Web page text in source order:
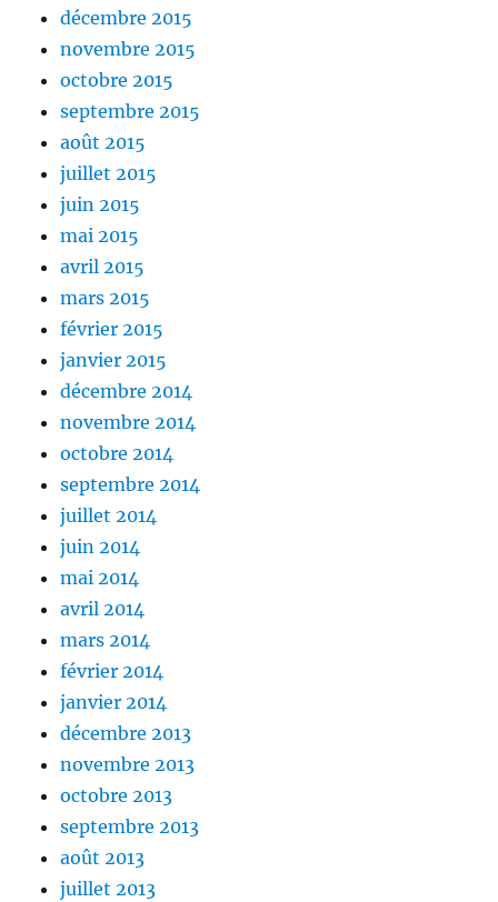
décembre 2015
novembre 2015
octobre 2015
septembre 2015
août 2015
juillet 2015
juin 2015
mai 2015
avril 2015
mars 2015
février 2015
janvier 2015
décembre 2014
novembre 2014
octobre 2014
septembre 2014
juillet 2014
juin 2014
mai 2014
avril 2014
mars 2014
février 2014
janvier 2014
décembre 2013
novembre 2013
octobre 2013
septembre 2013
août 2013
juillet 2013